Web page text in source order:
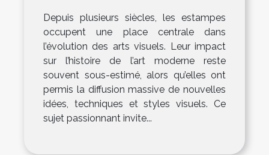
Depuis plusieurs siècles, les estampes
occupent une place centrale dans
l’évolution des arts visuels. Leur impact
sur l’histoire de l’art moderne reste
souvent sous-estimé, alors qu’elles ont
permis la diffusion massive de nouvelles
idées, techniques et styles visuels. Ce
sujet passionnant invite...